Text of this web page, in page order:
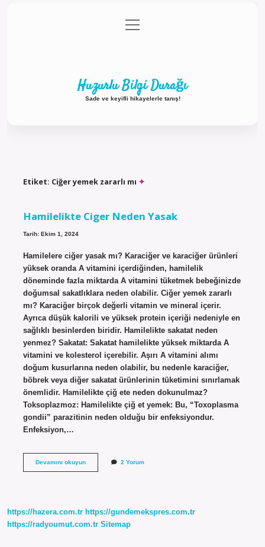
Gizlilik Politikası
menüyü
aç
Huzurlu Bilgi Durağı
Sade ve keyifli hikayelerle tanış!
Etiket: Ciğer yemek zararlı mı
Hamilelikte Ciger Neden Yasak
Tarih: Ekim 1, 2024
Hamilelere ciğer yasak mı? Karaciğer ve karaciğer ürünleri
yüksek oranda A vitamini içerdiğinden, hamilelik
döneminde fazla miktarda A vitamini tüketmek bebeğinizde
doğumsal sakatlıklara neden olabilir. Ciğer yemek zararlı
mı? Karaciğer birçok değerli vitamin ve mineral içerir.
Ayrıca düşük kalorili ve yüksek protein içeriği nedeniyle en
sağlıklı besinlerden biridir. Hamilelikte sakatat neden
yenmez? Sakatat: Sakatat hamilelikte yüksek miktarda A
vitamini ve kolesterol içerebilir. Aşırı A vitamini alımı
doğum kusurlarına neden olabilir, bu nedenle karaciğer,
böbrek veya diğer sakatat ürünlerinin tüketimini sınırlamak
önemlidir. Hamilelikte çiğ ete neden dokunulmaz?
Toksoplazmoz: Hamilelikte çiğ et yemek: Bu, “Toxoplasma
gondii” parazitinin neden olduğu bir enfeksiyondur.
Enfeksiyon,…
Devamını okuyunHamilelikte 2 Yorum
https://hazera.com.tr https://gundemekspres.com.tr
https://radyoumut.com.tr Sitemap